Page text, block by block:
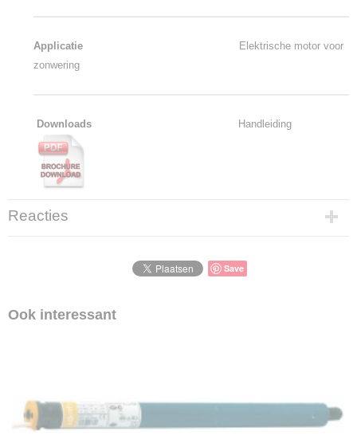
Applicatie
Elektrische motor voor
zonwering
Downloads Handleiding
Reacties
Save
Ook interessant